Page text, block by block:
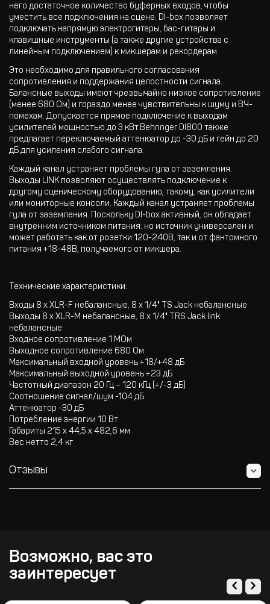
него достаточное количество буферных входов, чтобы
уместить все подключения на сцене. DI-box позволяет
подключать напрямую электрогитары, бас-гитары и
клавишные инструменты (а также другие устройства с
линейным подключением) к микшерам и рекордерам.
Это необходимо для правильного согласования
сопротивления и поддержания целостности сигнала.
Балансные выходы имеют чрезвычайно низкое сопротивление
(менее 680 Ом) и гораздо менее чувствительны к шуму и ВЧ-
помехам. Допускается прямое подключение к выходам
усилителей мощностью до 3 кВт.Behringer DI800 также
предлагает переключаемый аттенюатор до -30 дБ и гейн до 20
дБ для усиления слабого сигнала.
Каждый канал устраняет проблемы гула от заземления.
Выходы LINK позволяют осуществлять подключение к
другому сценическому оборудованию, такому, как усилители
или мониторные консоли. Каждый канал устраняет проблемы
гула от заземления. Поскольку DI-box активный, он обладает
внутренним источником питания: но источник универсален и
может работать как от розетки 120-240В, так и от фантомного
питания +18-48В, получаемого от микшера.
Технические характеристики:
Входы 8 x XLR-F небалансные, 8 x 1/4" TS Jack небалансные
Выходы 8 x XLR-M небалансные, 8 x 1/4" TRS Jack link
небалансные
Входное сопротивление 1 МОм
Выходное сопротивление 680 Ом
Максимальный входной уровень +18/+48 дБ
Максимальный выходной уровень +23 дБ
Частотный диапазон 20 Гц – 120 кГц (+/-3 дБ)
Соотношение сигнал/шум -104 дБ
Аттенюатор -30 дБ
Потребление энергии 10 Вт
Габариты 215 х 44,5 х 482,6 мм
Вес нетто 2,4 кг
Отзывы
Возможно, вас это
заинтересует